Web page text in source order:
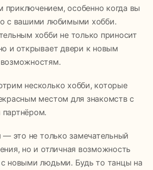
приключением, особенно когда вы
с вашими любимыми хобби.
хобби не только приносит
и открывает двери к новым
несколько хобби, которые
местом для знакомств с
— это не только замечательный
но и отличная возможность
с новыми людьми. Будь то танцы на